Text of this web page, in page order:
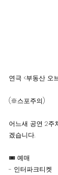
연극 <부동산 오
(※스포주의)
어느새 공연 2주
겠습니다.
🎟️ 예매
- 인터파크티켓